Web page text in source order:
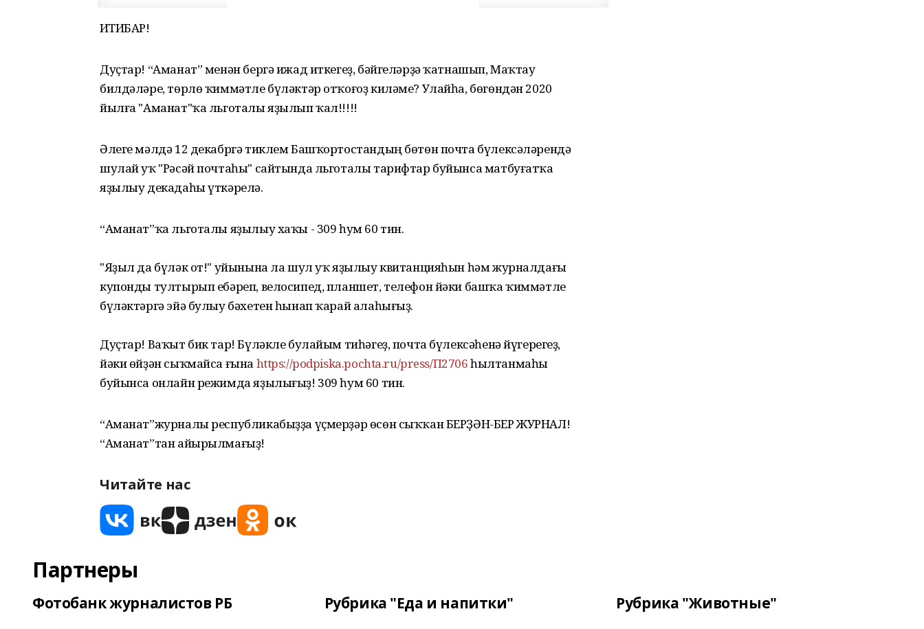
ИҒТИБАР!
Дуҫтар! “Аманат” менән бергә ижад иткегеҙ, бәйгеләрҙә ҡатнашып, Маҡтау
билдәләре, төрлө ҡиммәтле бүләктәр отҡоғоҙ киләме? Улайһа, бөгөндән 2020
йылға "Аманат"ҡа льготалы яҙылып ҡал!!!!!
Әлеге мәлдә 12 декабргә тиклем Башҡортостандың бөтөн почта бүлексәләрендә
шулай уҡ "Рәсәй почтаһы" сайтында льготалы тарифтар буйынса матбуғатҡа
яҙылыу декадаһы үткәрелә.
“Аманат”ҡа льготалы яҙылыу хаҡы - 309 һум 60 тин.
"Яҙыл да бүләк от!" уйынына ла шул уҡ яҙылыу квитанцияһын һәм журналдағы
купонды тултырып ебәреп, велосипед, планшет, телефон йәки башҡа ҡиммәтле
бүләктәргә эйә булыу бәхетен һынап ҡарай алаһығыҙ.
Дуҫтар! Ваҡыт бик тар! Бүләкле булайым тиһәгеҙ, почта бүлексәһенә йүгерегеҙ,
йәки өйҙән сыҡмайса ғына https://podpiska.pochta.ru/press/П2706һылтанмаһы
буйынса онлайн режимда яҙылығыҙ! 309 һум 60 тин.
“Аманат”журналы республикабыҙҙа үҫмерҙәр өсөн сыҡҡан БЕРҘӘН-БЕР ЖУРНАЛ!
“Аманат”тан айырылмағыҙ!
Читайте нас
Партнеры
Фотобанк журналистов РБ Рубрика "Еда и напитки" Рубрика "Животные"